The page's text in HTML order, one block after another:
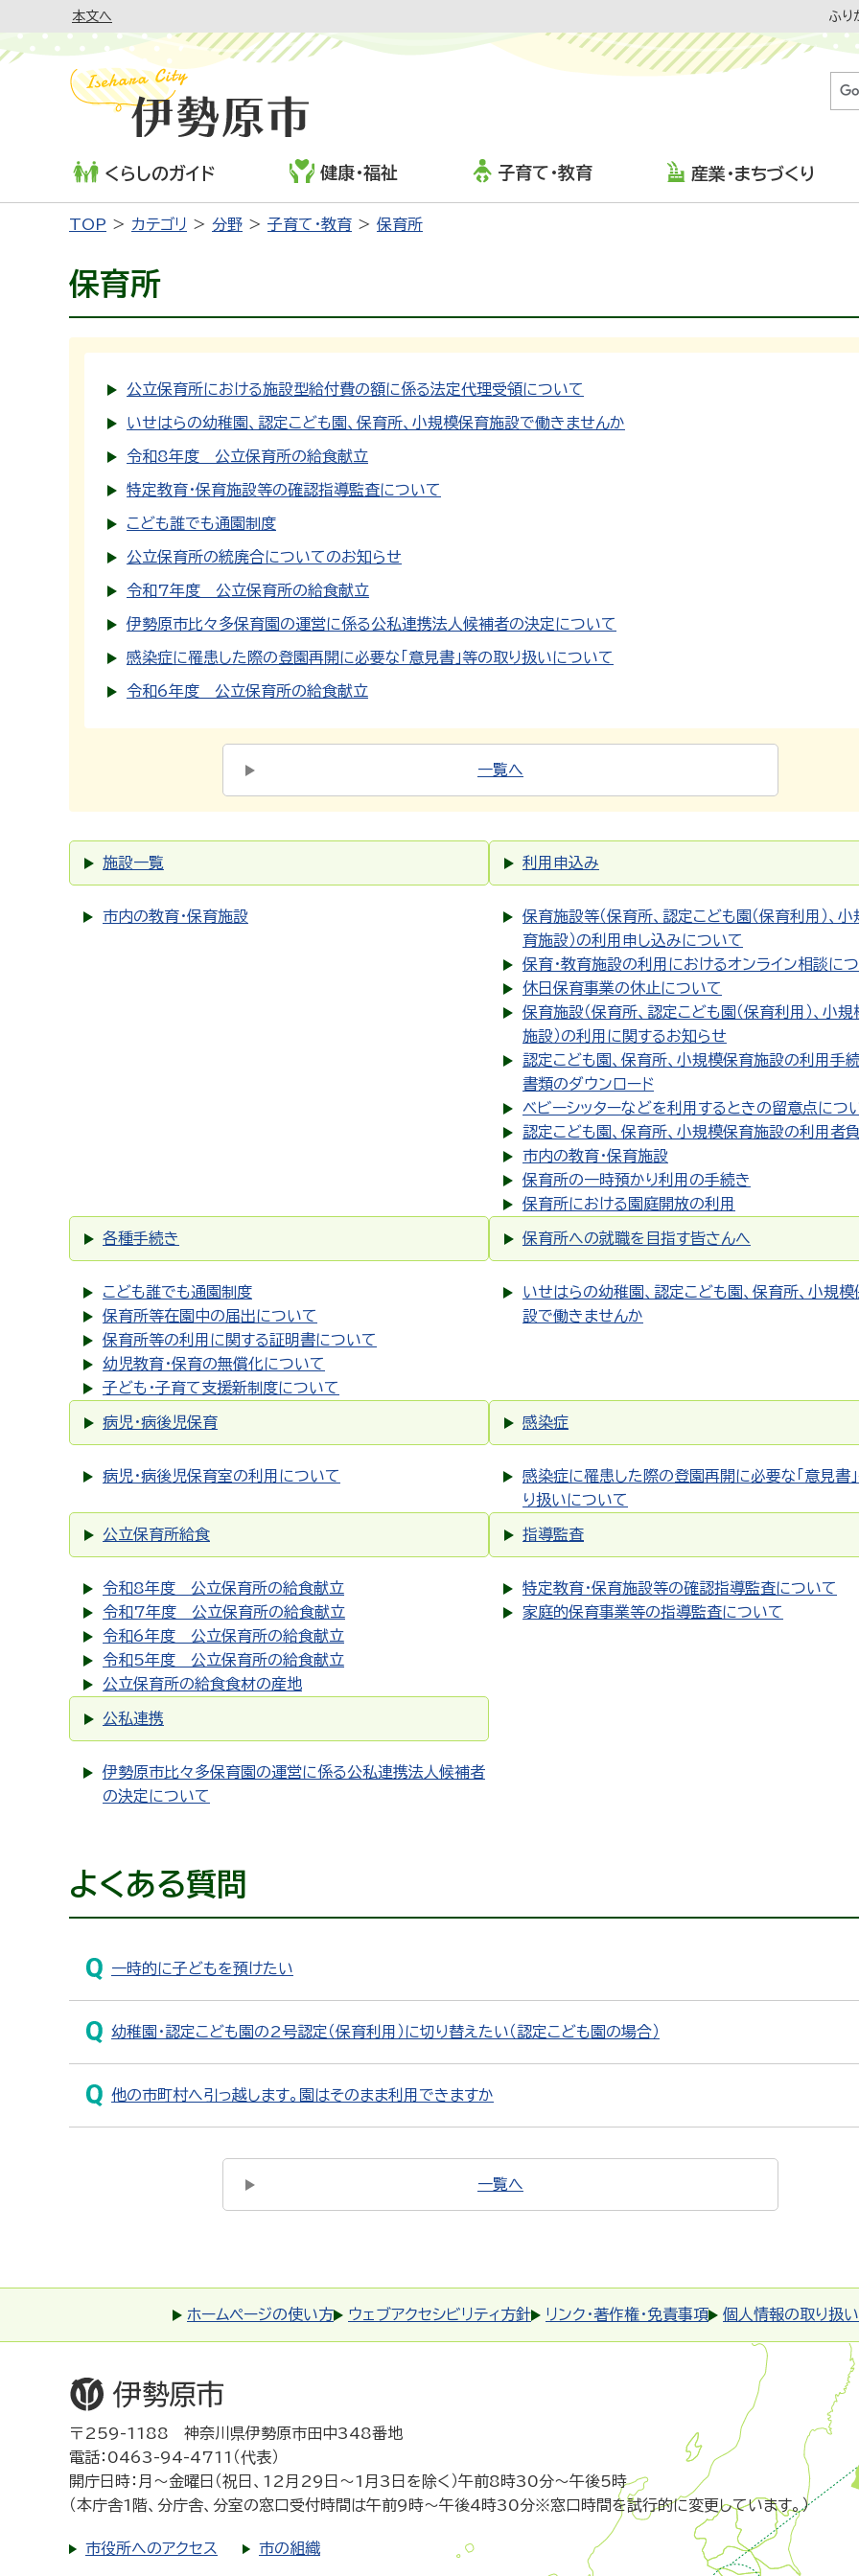
本文へ ふり
くらしのガイド 健康・福祉 子育て・教育 産業・まちづくり
TOP カテゴリ 分野 子育て・教育 保育所
保育所
公立保育所における施設型給付費の額に係る法定代理受領について
いせはらの幼稚園、認定こども園、保育所、小規模保育施設で働きませんか
令和8年度 公立保育所の給食献立
特定教育・保育施設等の確認指導監査について
こども誰でも通園制度
公立保育所の統廃合についてのお知らせ
令和7年度 公立保育所の給食献立
伊勢原市比々多保育園の運営に係る公私連携法人候補者の決定について
感染症に罹患した際の登園再開に必要な「意見書」等の取り扱いについて
令和6年度 公立保育所の給食献立
一覧へ
施設一覧
市内の教育・保育施設
利用申込み
保育施設等（保育所、認定こども園（保育利用）、
育施設）の利用申し込みについて
保育・教育施設の利用におけるオンライン相談に
休日保育事業の休止について
保育施設（保育所、認定こども園（保育利用）、小
施設）の利用に関するお知らせ
認定こども園、保育所、小規模保育施設の利用手
書類のダウンロード
ベビーシッターなどを利用するときの留意点につ
認定こども園、保育所、小規模保育施設の利用者
市内の教育・保育施設
保育所の一時預かり利用の手続き
保育所における園庭開放の利用
各種手続き
こども誰でも通園制度
保育所等在園中の届出について
保育所等の利用に関する証明書について
幼児教育・保育の無償化について
子ども・子育て支援新制度について
保育所への就職を目指す皆さんへ
いせはらの幼稚園、認定こども園、保育所、小規
設で働きませんか
病児・病後児保育
病児・病後児保育室の利用について
感染症
感染症に罹患した際の登園再開に必要な「意見書
り扱いについて
公立保育所給食
令和8年度 公立保育所の給食献立
令和7年度 公立保育所の給食献立
令和6年度 公立保育所の給食献立
令和5年度 公立保育所の給食献立
公立保育所の給食食材の産地
指導監査
特定教育・保育施設等の確認指導監査について
家庭的保育事業等の指導監査について
公私連携
伊勢原市比々多保育園の運営に係る公私連携法人候補者
の決定について
よくある質問
一時的に子どもを預けたい
幼稚園・認定こども園の2号認定（保育利用）に切り替えたい（認定こども園の場合）
他の市町村へ引っ越します。園はそのまま利用できますか
一覧へ
ホームページの使い方 ウェブアクセシビリティ方針 リンク・著作権・免責事項 個人情報の取り扱い
〒259-1188 神奈川県伊勢原市田中348番地
電話：0463-94-4711（代表）
開庁日時：月～金曜日（祝日、12月29日～1月3日を除く）午前8時30分～午後5時
（本庁舎1階、分庁舎、分室の窓口受付時間は午前9時～午後4時30分※窓口時間を試行的に変更しています。）
市役所へのアクセス 市の組織